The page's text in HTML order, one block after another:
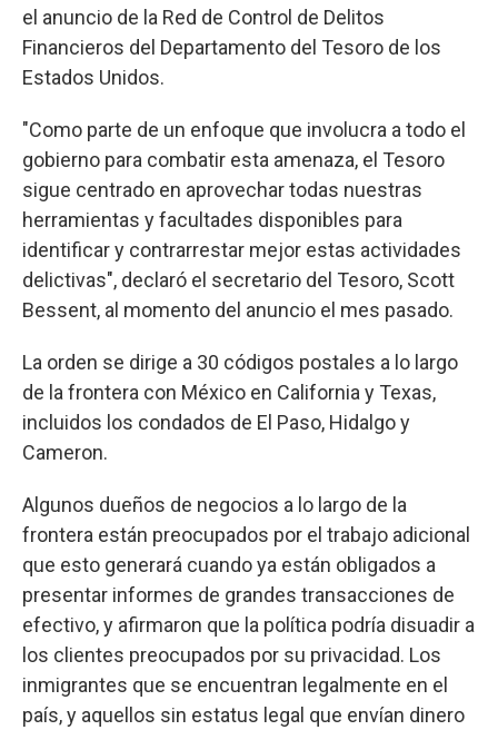
el anuncio de la Red de Control de Delitos
Financieros del Departamento del Tesoro de los
Estados Unidos.
"Como parte de un enfoque que involucra a todo el
gobierno para combatir esta amenaza, el Tesoro
sigue centrado en aprovechar todas nuestras
herramientas y facultades disponibles para
identificar y contrarrestar mejor estas actividades
delictivas", declaró el secretario del Tesoro, Scott
Bessent, al momento del anuncio el mes pasado.
La orden se dirige a 30 códigos postales a lo largo
de la frontera con México en California y Texas,
incluidos los condados de El Paso, Hidalgo y
Cameron.
Algunos dueños de negocios a lo largo de la
frontera están preocupados por el trabajo adicional
que esto generará cuando ya están obligados a
presentar informes de grandes transacciones de
efectivo, y afirmaron que la política podría disuadir a
los clientes preocupados por su privacidad. Los
inmigrantes que se encuentran legalmente en el
país, y aquellos sin estatus legal que envían dinero